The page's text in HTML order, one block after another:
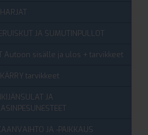
JA SUMUTINPULLOT
Autoon sisälle ja ulos + tarvikkeet
tarvikkeet
JA
JA -PAIKKAUS